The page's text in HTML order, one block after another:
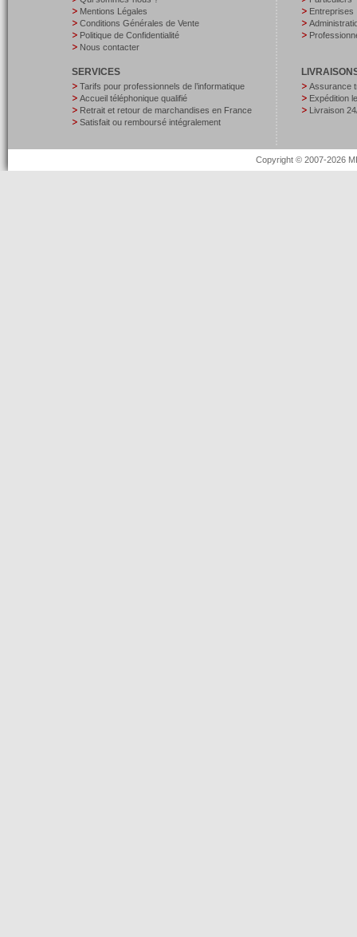
Mentions Légales
Conditions Générales de Vente
Politique de Confidentialité
Nous contacter
SERVICES
Tarifs pour professionnels de l’informatique
Accueil téléphonique qualifié
Retrait et retour de marchandises en France
Satisfait ou remboursé intégralement
Entreprises
Assurance
Expédition
Livraison
Copyright © 2007-2026